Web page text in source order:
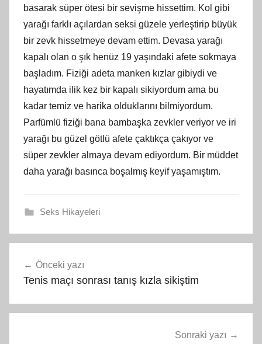
basarak süper ötesi bir sevişme hissettim. Kol gibi
yarağı farklı açılardan seksi güzele yerleştirip büyük
bir zevk hissetmeye devam ettim. Devasa yarağı
kapalı olan o şık henüz 19 yaşındaki afete sokmaya
başladım. Fiziği adeta manken kızlar gibiydi ve
hayatımda ilik kez bir kapalı sikiyordum ama bu
kadar temiz ve harika olduklarını bilmiyordum.
Parfümlü fiziği bana bambaşka zevkler veriyor ve iri
yarağı bu güzel götlü afete çaktıkça çakıyor ve
süper zevkler almaya devam ediyordum. Bir müddet
daha yarağı basınca boşalmış keyif yaşamıştım.
Seks Hikayeleri
gezinmesi
Önceki yazı
Tenis maçı sonrası tanış kızla sikiştim
Sonraki yazı